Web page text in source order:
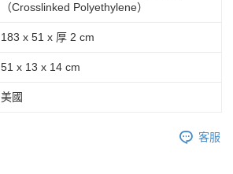
（Crosslinked Polyethylene）
183 x 51 x 厚 2 cm
51 x 13 x 14 cm
美國
客服